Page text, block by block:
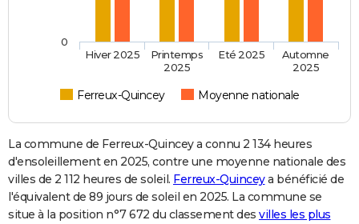
Ferreux-Quincey Moyenne nationale
Hiver 2025
Printemps
2025
Eté 2025
Automne
2025
0
La commune de Ferreux-Quincey a connu 2 134 heures
d'ensoleillement en 2025, contre une moyenne nationale des
villes de 2 112 heures de soleil. Ferreux-Quinceya bénéficié de
l'équivalent de 89 jours de soleil en 2025. La commune se
situe à la position n°7 672 du classement des villes les plus